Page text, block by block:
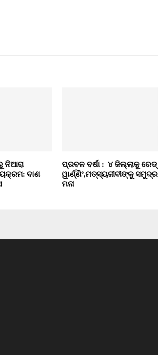
ନିଆରା
ବାଣ
ପ୍ରବଳ ବର୍ଷା : ୪ ଜିଲ୍ଲାକୁ ରେଡ୍‌
ୱାର୍ଣ୍ଣିଂ,ମତ୍ସ୍ୟଜୀବୀଙ୍କୁ ସମୁଦ୍ର
ମନା